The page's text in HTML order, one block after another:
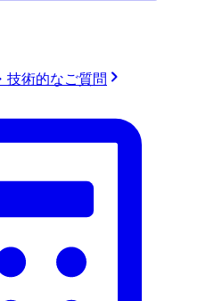
技術的なご質問